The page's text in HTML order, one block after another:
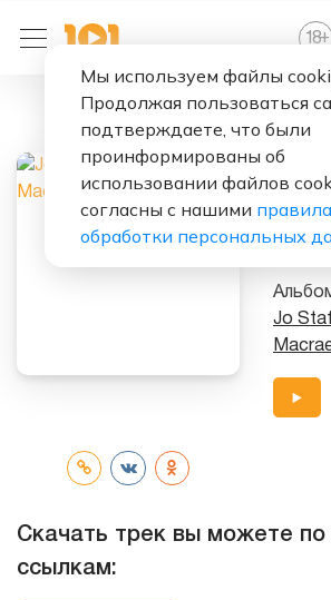
18+
Need
Jo
Скачать трек вы можете
ссылкам:
Мы используем файлы
Продолжая пользоваться
подтверждаете, что были
проинформированы об
использовании файлов
согласны с нашими
обработки персональных